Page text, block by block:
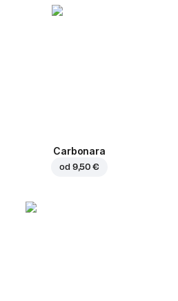
Carbonara
od 9,50 €